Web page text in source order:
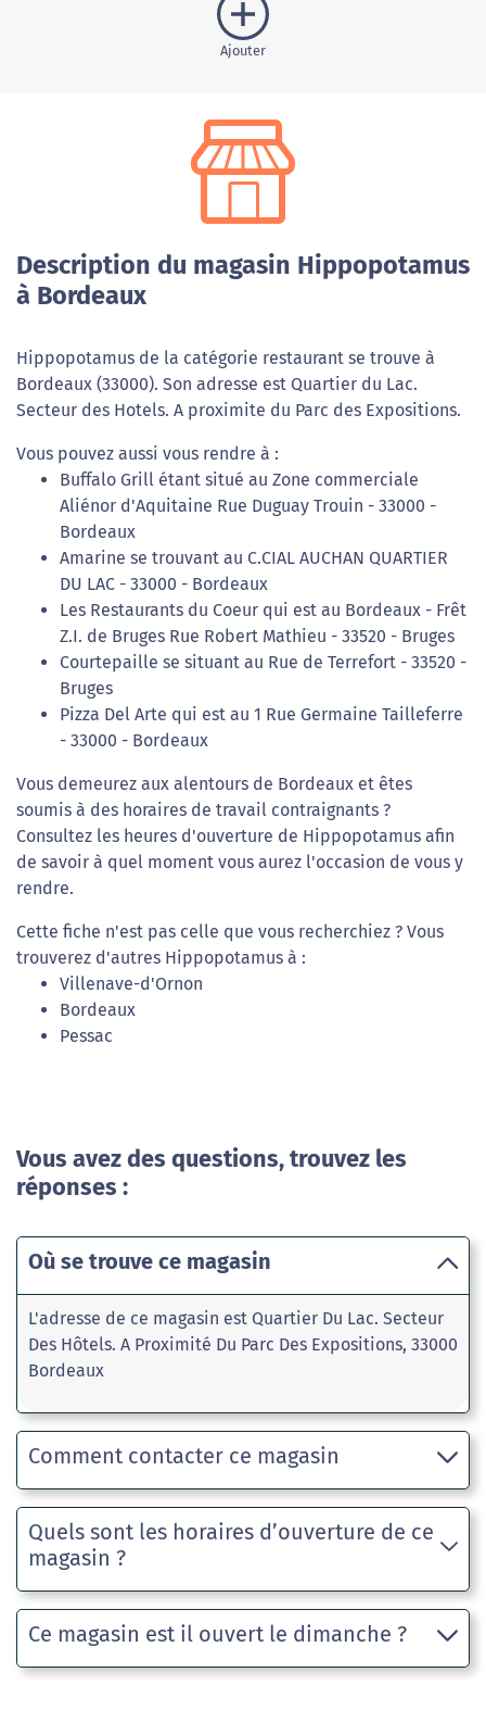
Ajouter
Description du magasin Hippopotamus
à Bordeaux
Hippopotamus de la catégorie restaurant se trouve à
Bordeaux (33000). Son adresse est Quartier du Lac.
Secteur des Hotels. A proximite du Parc des Expositions.
Vous pouvez aussi vous rendre à :
Buffalo Grill étant situé au Zone commerciale
Aliénor d'Aquitaine Rue Duguay Trouin - 33000 -
Bordeaux
Amarine se trouvant au C.CIAL AUCHAN QUARTIER
DU LAC - 33000 - Bordeaux
Les Restaurants du Coeur qui est au Bordeaux - Frêt
Z.I. de Bruges Rue Robert Mathieu - 33520 - Bruges
Courtepaille se situant au Rue de Terrefort - 33520 -
Bruges
Pizza Del Arte qui est au 1 Rue Germaine Tailleferre
- 33000 - Bordeaux
Vous demeurez aux alentours de Bordeaux et êtes
soumis à des horaires de travail contraignants ?
Consultez les heures d'ouverture de Hippopotamus afin
de savoir à quel moment vous aurez l'occasion de vous y
rendre.
Cette fiche n'est pas celle que vous recherchiez ? Vous
trouverez d'autres Hippopotamus à :
Villenave-d'Ornon
Bordeaux
Pessac
Vous avez des questions, trouvez les
réponses :
Où se trouve ce magasin
L'adresse de ce magasin est Quartier Du Lac. Secteur
Des Hôtels. A Proximité Du Parc Des Expositions, 33000
Bordeaux
Comment contacter ce magasin
Quels sont les horaires d’ouverture de ce
magasin ?
Ce magasin est il ouvert le dimanche ?